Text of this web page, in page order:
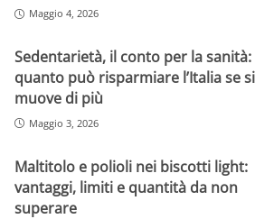
Maggio 4, 2026
Sedentarietà, il conto per la sanità:
quanto può risparmiare l’Italia se si
muove di più
Maggio 3, 2026
Maltitolo e polioli nei biscotti light:
vantaggi, limiti e quantità da non
superare